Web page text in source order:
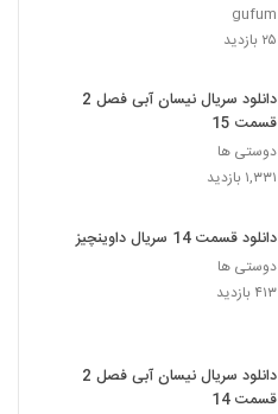
gufum
۲۵ بازدید
دانلود سریال نیسان آبی فصل 2
قسمت 15
دوستی ها
۱,۳۳۱ بازدید
دانلود قسمت 14 سریال داوینچیز
دوستی ها
۴۱۳ بازدید
دانلود سریال نیسان آبی فصل 2
قسمت 14